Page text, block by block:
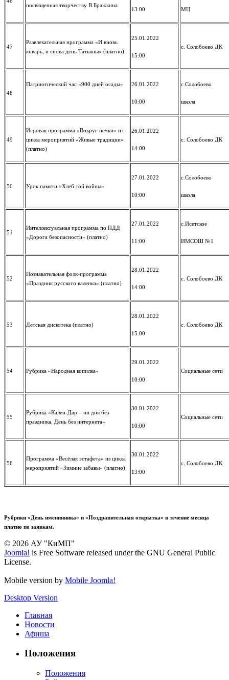
посвященная творчеству В.Бражкина
13:00 МЦ
47
Развлекательная программа «И вновь
январь, и снова день Татьяны» (платно)
25.01.2022
15:00
с. Солобоево ДК
48
Патриотический час «900 дней осады» 26.01.2022
10:00
с.Солобоево
школа
49
Игровая программа «Вокруг печки» из
цикла мероприятий «Живые традиции»
(платно)
26.01.2022
14:00
с. Солобоево ДК
50 Урок памяти «Хлеб той войны»
27.01.2022
10:00
с.Солобоево
школа
51
Интеллектуальная программа по ПДД
«Дорога безопасности» (платно)
27.01.2022
11:00
с.Исетское
ИМСОШ №1
52
Познавательная фолк-программа
«Праздник русского валенка» (платно)
28.01.2022
14:00
с. Солобоево ДК
53 Детская дискотека (платно)
28.01.2022
15:00
с. Солобоево ДК
54 Рубрика «Народная копилка»
29.01.2022
10:00
Социальные сети
55
Рубрика «Кален-Дар – ни дня без
праздника. День без интернета»
30.01.2022
10:00
Социальные сети
56
Программа «Весёлая эстафета» из цикла
мероприятий «Зимние забавы» (платно)
30.01.2022
13:00
с. Солобоево ДК
Рубрики «День именинника» и «Поздравительная открытка» в течение месяца
платно по заявкам.
© 2026 АУ "КиМП"
Joomla! is Free Software released under the GNU General Public
License.
Mobile version by Mobile Joomla!
Desktop Version
Главная
Новости
Афиша
Положения
Положения